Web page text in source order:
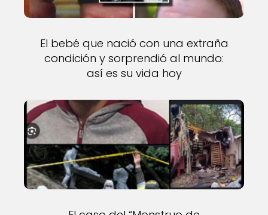
El bebé que nació con una extraña
condición y sorprendió al mundo:
así es su vida hoy